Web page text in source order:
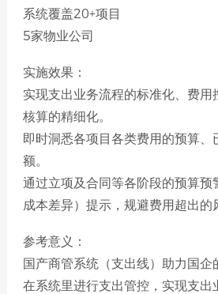
系统覆盖20+项目
5家物业公司
实施效果：
实现支出业务流程的标准化、费用
核算的精细化。
即时洞悉各项目各类费用的预算、
额。
通过立项及合同等各阶段的预算预
成本差异）提示，规避费用超出的
参考意义：
国产商管系统（支出线）助力国企
在系统里进行支出管控，实现支出